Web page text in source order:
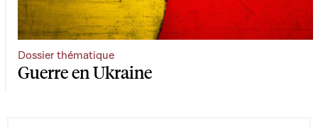
Guerre en Ukraine
Dossier thématique